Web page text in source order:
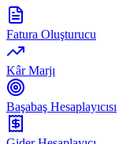
Fatura Oluşturucu
Kâr Marjı
Başabaş Hesaplayıcısı